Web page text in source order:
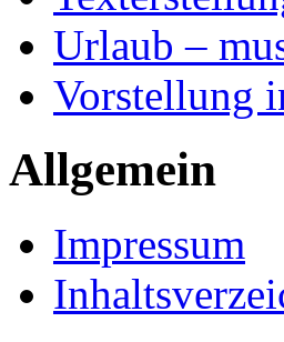
Urlaub –
Vorstellung
Allgemein
Impressum